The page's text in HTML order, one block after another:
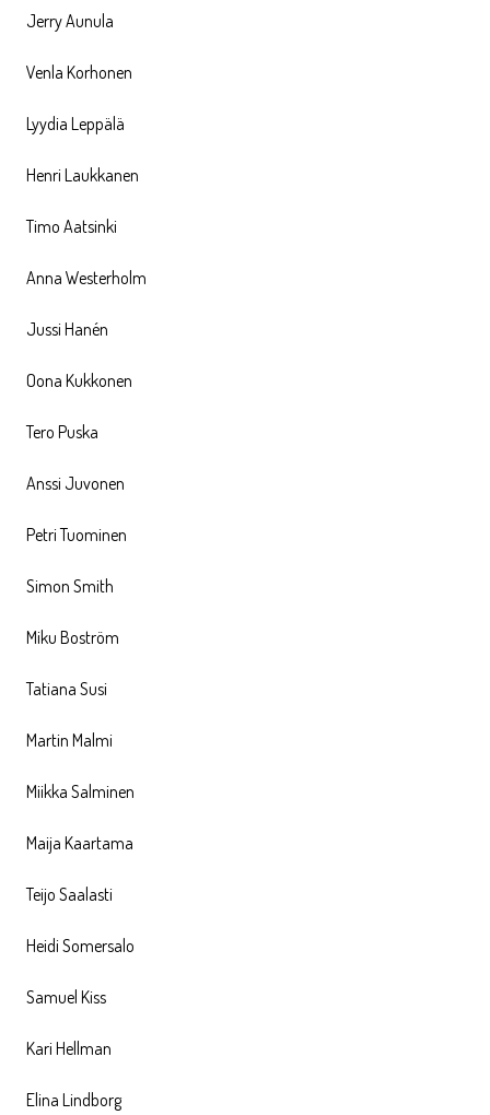
Jerry Aunula
Venla Korhonen
Lyydia Leppälä
Henri Laukkanen
Timo Aatsinki
Anna Westerholm
Jussi Hanén
Oona Kukkonen
Tero Puska
Anssi Juvonen
Petri Tuominen
Simon Smith
Miku Boström
Tatiana Susi
Martin Malmi
Miikka Salminen
Maija Kaartama
Teijo Saalasti
Heidi Somersalo
Samuel Kiss
Kari Hellman
Elina Lindborg